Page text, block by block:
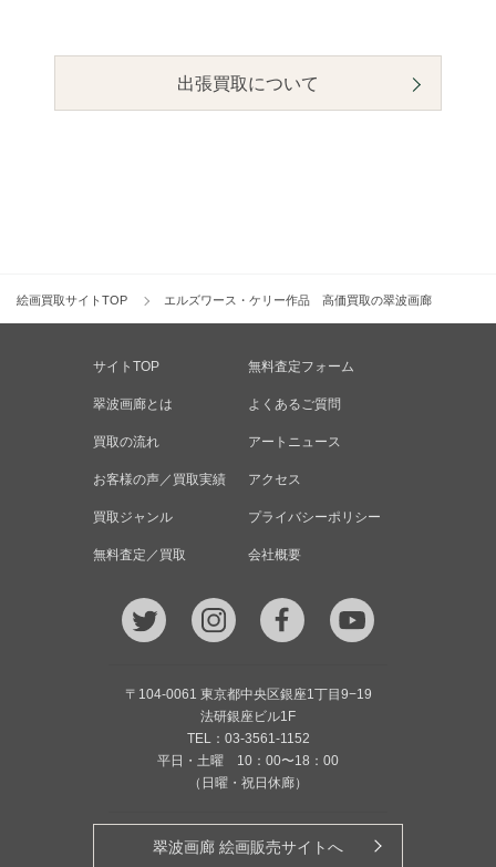
出張買取について
絵画買取サイトTOP エルズワース・ケリー作品 高価買取の翠波画廊
サイトTOP 無料査定フォーム
翠波画廊とは よくあるご質問
買取の流れ アートニュース
お客様の声／買取実績 アクセス
買取ジャンル プライバシーポリシー
無料査定／買取 会社概要
〒104-0061 東京都中央区銀座1丁目9−19
法研銀座ビル1F
TEL：03-3561-1152
平日・土曜 10：00〜18：00
（日曜・祝日休廊）
翠波画廊 絵画販売サイトへ